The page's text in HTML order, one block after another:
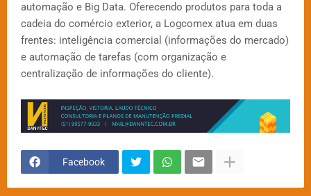
automação e Big Data. Oferecendo produtos para toda a
cadeia do comércio exterior, a Logcomex atua em duas
frentes: inteligência comercial (informações do mercado)
e automação de tarefas (com organização e
centralização de informações do cliente).
Facebook